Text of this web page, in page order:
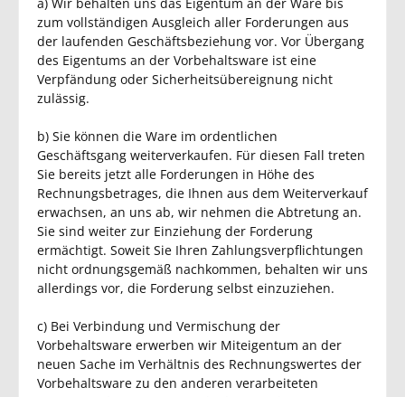
zum vollständigen Ausgleich aller Forderungen aus
der laufenden Geschäftsbeziehung vor. Vor Übergang
des Eigentums an der Vorbehaltsware ist eine
Verpfändung oder Sicherheitsübereignung nicht
zulässig.
b) Sie können die Ware im ordentlichen
Geschäftsgang weiterverkaufen. Für diesen Fall treten
Sie bereits jetzt alle Forderungen in Höhe des
Rechnungsbetrages, die Ihnen aus dem Weiterverkauf
erwachsen, an uns ab, wir nehmen die Abtretung an.
Sie sind weiter zur Einziehung der Forderung
ermächtigt. Soweit Sie Ihren Zahlungsverpflichtungen
nicht ordnungsgemäß nachkommen, behalten wir uns
allerdings vor, die Forderung selbst einzuziehen.
c) Bei Verbindung und Vermischung der
Vorbehaltsware erwerben wir Miteigentum an der
neuen Sache im Verhältnis des Rechnungswertes der
Vorbehaltsware zu den anderen verarbeiteten